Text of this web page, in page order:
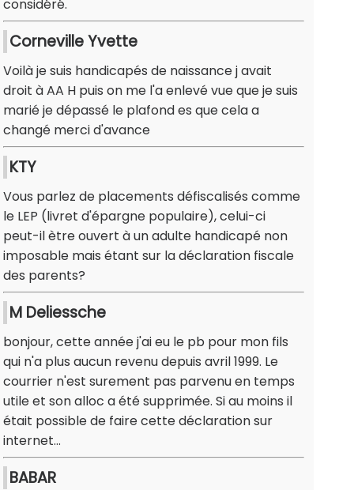
considéré.
Corneville Yvette
Voilà je suis handicapés de naissance j avait
droit à AA H puis on me l'a enlevé vue que je suis
marié je dépassé le plafond es que cela a
changé merci d'avance
KTY
Vous parlez de placements défiscalisés comme
le LEP (livret d'épargne populaire), celui-ci
peut-il ètre ouvert à un adulte handicapé non
imposable mais étant sur la déclaration fiscale
des parents?
M Deliessche
bonjour, cette année j'ai eu le pb pour mon fils
qui n'a plus aucun revenu depuis avril 1999. Le
courrier n'est surement pas parvenu en temps
utile et son alloc a été supprimée. Si au moins il
était possible de faire cette déclaration sur
internet...
BABAR